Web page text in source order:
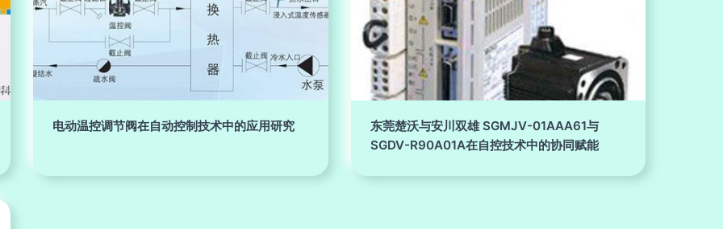
电动温控调节阀在自动控制技术中的应用研究
东莞楚沃与安川双雄 SGMJV-01AAA61与
SGDV-R90A01A在自控技术中的协同赋能